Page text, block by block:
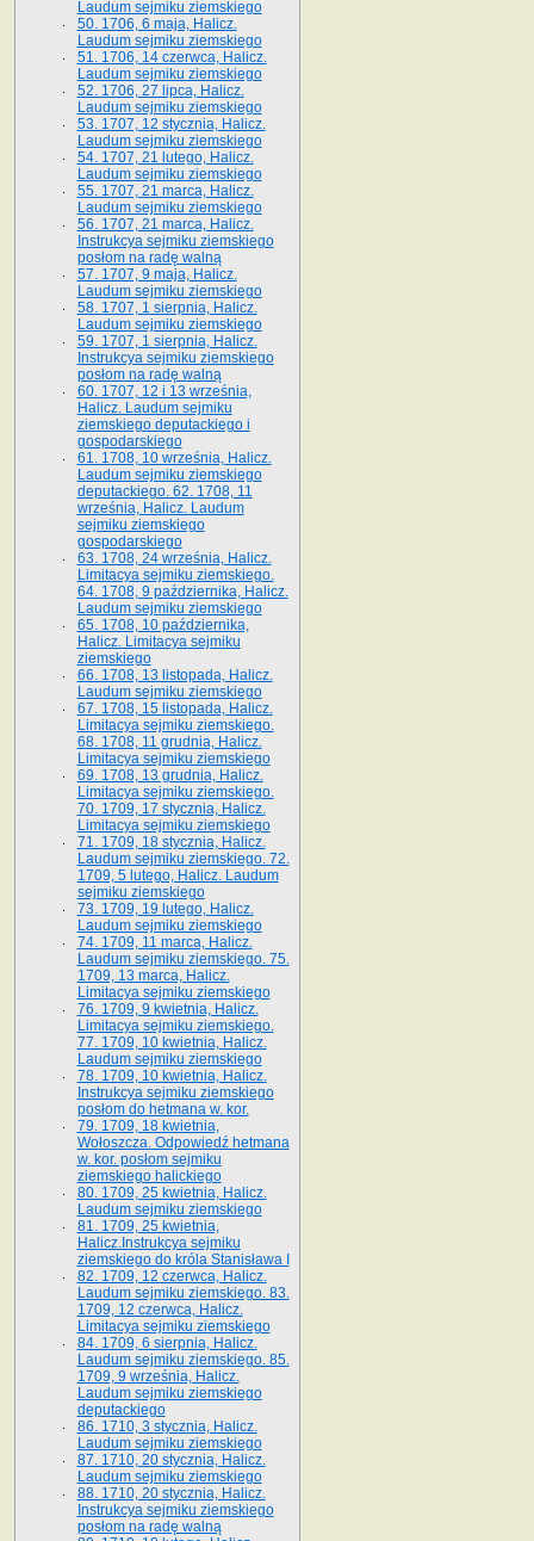
Laudum sejmiku ziemskiego
50. 1706, 6 maja, Halicz.
Laudum sejmiku ziemskiego
51. 1706, 14 czerwca, Halicz.
Laudum sejmiku ziemskiego
52. 1706, 27 lipca, Halicz.
Laudum sejmiku ziemskiego
53. 1707, 12 stycznia, Halicz.
Laudum sejmiku ziemskiego
54. 1707, 21 lutego, Halicz.
Laudum sejmiku ziemskiego
55. 1707, 21 marca, Halicz.
Laudum sejmiku ziemskiego
56. 1707, 21 marca, Halicz.
Instrukcya sejmiku ziemskiego
posłom na radę walną
57. 1707, 9 maja, Halicz.
Laudum sejmiku ziemskiego
58. 1707, 1 sierpnia, Halicz.
Laudum sejmiku ziemskiego
59. 1707, 1 sierpnia, Halicz.
Instrukcya sejmiku ziemskiego
posłom na radę walną
60. 1707, 12 i 13 września,
Halicz. Laudum sejmiku
ziemskiego deputackiego i
gospodarskiego
61. 1708, 10 września, Halicz.
Laudum sejmiku ziemskiego
deputackiego. 62. 1708, 11
września, Halicz. Laudum
sejmiku ziemskiego
gospodarskiego
63. 1708, 24 września, Halicz.
Limitacya sejmiku ziemskiego.
64. 1708, 9 października, Halicz.
Laudum sejmiku ziemskiego
65­. 1708, 10 października,
Halicz. Limitacya sejmiku
ziemskiego
66. 1708, 13 listopada, Halicz.
Laudum sejmiku ziemskiego
67. 1708, 15 listopada, Halicz.
Limitacya sejmiku ziemskiego.
68. 1708, 11 grudnia, Halicz.
Limitacya sejmiku ziemskiego
69. 1708, 13 grudnia, Halicz.
Limitacya sejmiku ziemskiego.
70. 1709, 17 stycznia, Halicz.
Limitacya sejmiku ziemskiego
71. 1709, 18 stycznia, Halicz.
Laudum sejmiku ziemskiego. 72.
1709, 5 lutego, Halicz. Laudum
sejmiku ziemskiego
73. 1709, 19 lutego, Halicz.
Laudum sejmiku ziemskiego
74. 1709, 11 marca, Halicz.
Laudum sejmiku ziemskiego. 75.
1709, 13 marca, Halicz.
Limitacya sejmiku ziemskiego
76. 1709, 9 kwietnia, Halicz.
Limitacya sejmiku ziemskiego.
77. 1709, 10 kwietnia, Halicz.
Laudum sejmiku ziemskiego
78. 1709, 10 kwietnia, Halicz.
Instrukcya sejmiku ziemskiego
posłom do hetmana w. kor.
79. 1709, 18 kwietnia,
Wołoszcza. Odpowiedź hetmana
w. kor. posłom sejmiku
ziemskiego halickiego
80. 1709, 25 kwietnia, Halicz.
Laudum sejmiku ziemskiego
81. 1709, 25 kwietnia,
Halicz.Instrukcya sejmiku
ziemskiego do króla Stanisława I
82. 1709, 12 czerwca, Halicz.
Laudum sejmiku ziemskiego. 83.
1709, 12 czerwca, Halicz.
Limitacya sejmiku ziemskiego
84. 1709, 6 sierpnia, Halicz.
Laudum sejmiku ziemskiego. 85.
1709, 9 września, Halicz.
Laudum sejmiku ziemskiego
deputackiego
86. 1710, 3 stycznia, Halicz.
Laudum sejmiku ziemskiego
87. 1710, 20 stycznia, Halicz.
Laudum sejmiku ziemskiego
88. 1710, 20 stycznia, Halicz.
Instrukcya sejmiku ziemskiego
posłom na radę walną